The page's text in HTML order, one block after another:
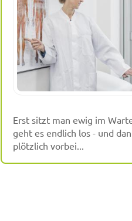
Erst sitzt man ewig im
geht es endlich los - und
plötzlich vorbei...